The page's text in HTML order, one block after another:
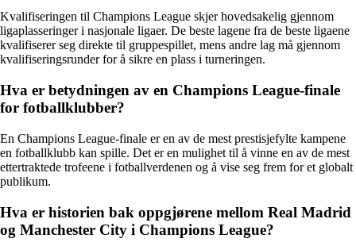
Kvalifiseringen til Champions League skjer hovedsakelig gjennom
ligaplasseringer i nasjonale ligaer. De beste lagene fra de beste ligaene
kvalifiserer seg direkte til gruppespillet, mens andre lag må gjennom
kvalifiseringsrunder for å sikre en plass i turneringen.
Hva er betydningen av en Champions League-finale
for fotballklubber?
En Champions League-finale er en av de mest prestisjefylte kampene
en fotballklubb kan spille. Det er en mulighet til å vinne en av de mest
ettertraktede trofeene i fotballverdenen og å vise seg frem for et globalt
publikum.
Hva er historien bak oppgjørene mellom Real Madrid
og Manchester City i Champions League?